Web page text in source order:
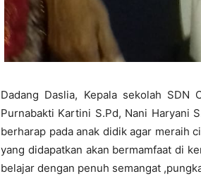
Dadang Daslia, Kepala sekolah
Purnabakti Kartini S.Pd, Nani Haryani
berharap pada anak didik agar meraih
yang didapatkan akan bermamfaat di
belajar dengan penuh semangat